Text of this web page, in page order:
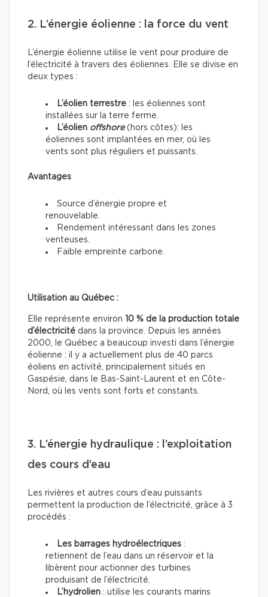
2. L’énergie éolienne : la force du vent
L’énergie éolienne utilise le vent pour produire de
l’électricité à travers des éoliennes. Elle se divise en
deux types :
L’éolien terrestre : les éoliennes sont
installées sur la terre ferme.
L’éolien offshore(hors côtes): les
éoliennes sont implantées en mer, où les
vents sont plus réguliers et puissants.
Avantages
Source d’énergie propre et
renouvelable.
Rendement intéressant dans les zones
venteuses.
Faible empreinte carbone.
Utilisation au Québec :
Elle représente environ 10 % de la production totale
d’électricité dans la province. Depuis les années
2000, le Québec a beaucoup investi dans l’énergie
éolienne : il y a actuellement plus de 40 parcs
éoliens en activité, principalement situés en
Gaspésie, dans le Bas-Saint-Laurent et en Côte-
Nord, où les vents sont forts et constants.
3. L’énergie hydraulique : l’exploitation
des cours d’eau
Les rivières et autres cours d’eau puissants
permettent la production de l’électricité, grâce à 3
procédés :
Les barrages hydroélectriques :
retiennent de l’eau dans un réservoir et la
libèrent pour actionner des turbines
produisant de l’électricité.
L’hydrolien : utilise les courants marins